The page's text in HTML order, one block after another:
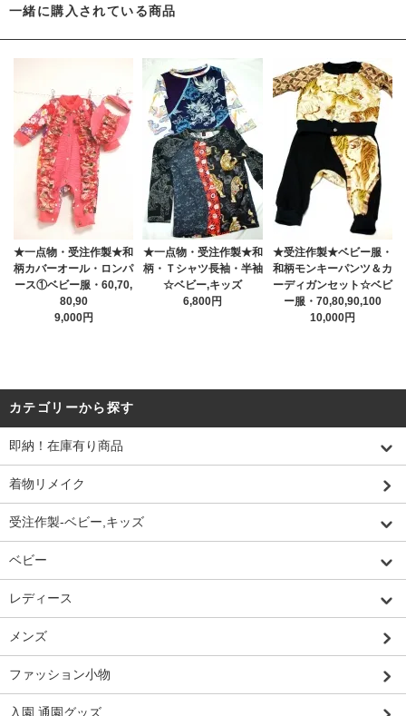
一緒に購入されている商品
★一点物・受注作製★和
柄カバーオール・ロンパ
ース①ベビー服・60,70,
80,90
9,000円
★一点物・受注作製★和
柄・Ｔシャツ長袖・半袖
☆ベビー,キッズ
6,800円
★受注作製★ベビー服・
和柄モンキーパンツ＆カ
ーディガンセット☆ベビ
ー服・70,80,90,100
10,000円
カテゴリーから探す
即納！在庫有り商品
着物リメイク
受注作製-ベビー,キッズ
ベビー
レディース
メンズ
ファッション小物
入園,通園グッズ